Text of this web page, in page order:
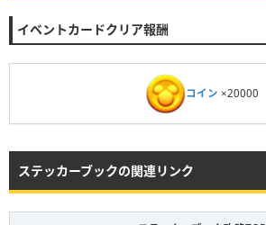
イベントカードクリア報酬
コイン ×20000
ステッカーブックの関連リンク